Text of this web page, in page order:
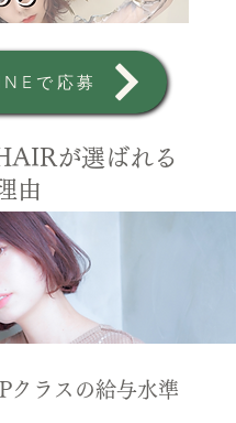
で応募
が選ばれる
由
クラスの給与水準